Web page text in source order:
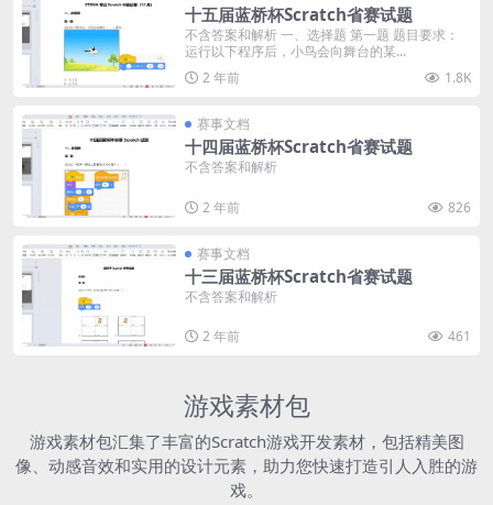
十五届蓝桥杯Scratch省赛试题
不含答案和解析 一、选择题 第一题 题目要求：
运行以下程序后，小鸟会向舞台的某...
2 年前
1.8K
赛事文档
十四届蓝桥杯Scratch省赛试题
不含答案和解析
2 年前 826
赛事文档
十三届蓝桥杯Scratch省赛试题
不含答案和解析
2 年前 461
游戏素材包
游戏素材包汇集了丰富的Scratch游戏开发素材，包括精美图
像、动感音效和实用的设计元素，助力您快速打造引人入胜的游
戏。